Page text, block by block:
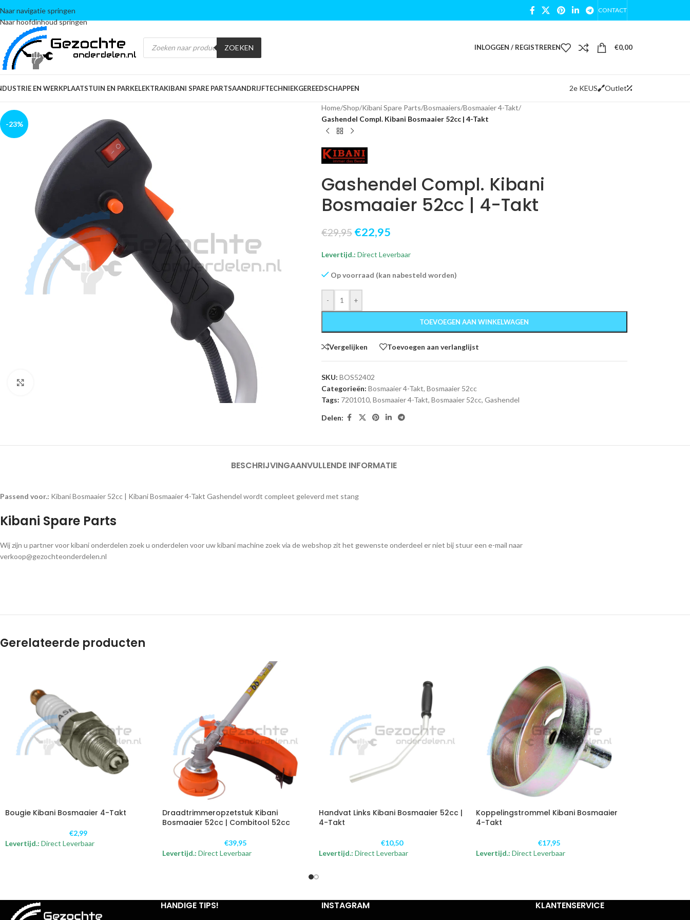
Naar navigatie springen
Naar hoofdinhoud springen
CONTACT
ZOEKEN INLOGGEN / REGISTREREN €0,00
EN WERKPLAATSTUIN EN PARKELEKTRAKIBANI SPARE PARTSAANDRIJFTECHNIEKGEREEDSCHAPPEN 2e KEUS Outlet
-23%
Home/Shop/Kibani Spare Parts/Bosmaaiers/Bosmaaier 4-Takt/
Gashendel Compl. Kibani Bosmaaier 52cc | 4-Takt
Gashendel Compl. Kibani
Bosmaaier 52cc | 4-Takt
€29,95 €22,95
Levertijd.: Direct Leverbaar
Op voorraad (kan nabesteld worden)
- +
TOEVOEGEN AAN WINKELWAGEN
Vergelijken Toevoegen aan verlanglijst
SKU: BOS52402
Categorieën: Bosmaaier 4-Takt, Bosmaaier 52cc
Tags: 7201010, Bosmaaier 4-Takt, Bosmaaier 52cc, Gashendel
Delen:
BESCHRIJVINGAANVULLENDE INFORMATIE
Passend voor.: Kibani Bosmaaier 52cc | Kibani Bosmaaier 4-Takt Gashendel wordt compleet geleverd met stang
Kibani Spare Parts
Wij zijn u partner voor kibani onderdelen zoek u onderdelen voor uw kibani machine zoek via de webshop zit het gewenste onderdeel er niet bij stuur een e-mail naar
verkoop@gezochteonderdelen.nl
Gerelateerde producten
Bougie Kibani Bosmaaier 4-Takt
€2,99
Levertijd.: Direct Leverbaar
Draadtrimmeropzetstuk Kibani
Bosmaaier 52cc | Combitool 52cc
€39,95
Levertijd.: Direct Leverbaar
Handvat Links Kibani Bosmaaier 52cc |
4-Takt
€10,50
Levertijd.: Direct Leverbaar
Koppelingstrommel Kibani Bosmaaier
4-Takt
€17,95
Levertijd.: Direct Leverbaar
HANDIGE TIPS! INSTAGRAM KLANTENSERVICE